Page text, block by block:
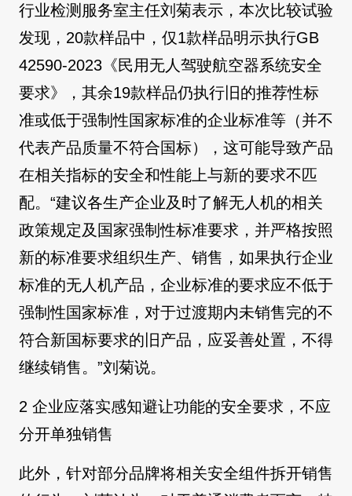
行业检测服务室主任刘菊表示，本次比较试验
发现，20款样品中，仅1款样品明示执行GB
42590-2023《民用无人驾驶航空器系统安全
要求》，其余19款样品仍执行旧的推荐性标
准或低于强制性国家标准的企业标准等（并不
代表产品质量不符合国标），这可能导致产品
在相关指标的安全和性能上与新的要求不匹
配。“建议各生产企业及时了解无人机的相关
政策规定及国家强制性标准要求，并严格按照
新的标准要求组织生产、销售，如果执行企业
标准的无人机产品，企业标准的要求应不低于
强制性国家标准，对于过渡期内未销售完的不
符合新国标要求的旧产品，应妥善处置，不得
继续销售。”刘菊说。
2 企业应落实感知避让功能的安全要求，不应
分开单独销售
此外，针对部分品牌将相关安全组件拆开销售